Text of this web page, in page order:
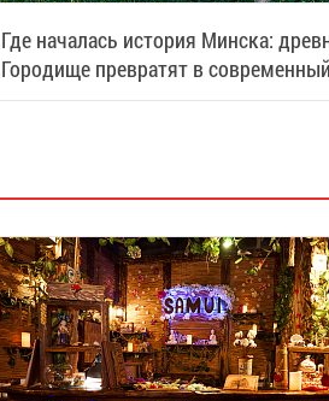
Где началась история Минска:
Городище превратят в современный
туристический центр